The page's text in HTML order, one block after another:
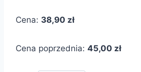
Cena: 38,90 zł
Cena poprzednia: 45,00 zł